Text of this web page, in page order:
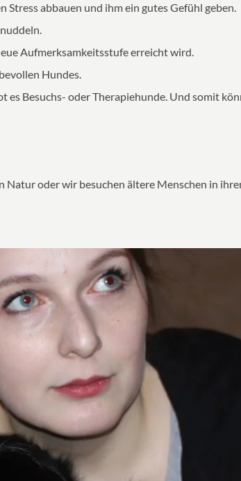
Stress abbauen und ihm ein gutes Gefühl geben.
Aufmerksamkeitsstufe erreicht wird.
Hundes.
Besuchs- oder Therapiehunde. Und somit
Natur oder wir besuchen ältere Menschen in